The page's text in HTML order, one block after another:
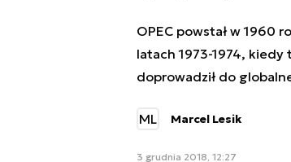
OPEC powstał w 1960
latach 1973-1974,
doprowadził do
ML Marcel Lesik
3 grudnia 2018, 12:27